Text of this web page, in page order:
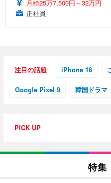
月給25万7,500円～32万円
正社員
注目の話題 iPhone 16
Google Pixel 9 韓国ドラマ
PICK UP
特集